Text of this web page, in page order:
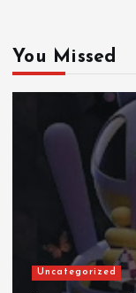
You Missed
Uncategorized